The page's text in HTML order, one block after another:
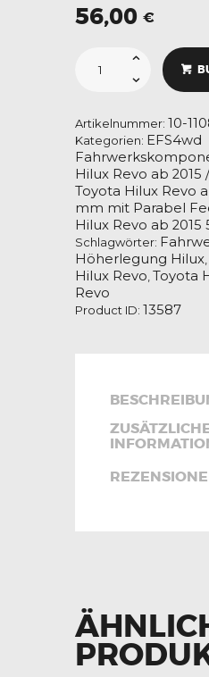
56,00 €
Distanzkit
REVO
/
Art.10-
1108
Menge
Artikelnummer: 10-
Kategorien: EFS4wd
Hilux Revo ab
Toyota Hilux Revo
mm mit Parabel
Hilux Revo ab
Schlagwörter:
Höherlegung Hilux,
Hilux Revo,Toyota
Revo
Product ID: 13587